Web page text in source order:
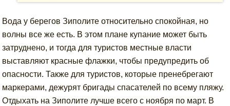
Вода у берегов Зиполите относительно спокойная, но
волны все же есть. В этом плане купание может быть
затруднено, и тогда для туристов местные власти
выставляют красные флажки, чтобы предупредить об
опасности. Также для туристов, которые пренебрегают
маркерами, дежурят бригады спасателей по всему пляжу.
Отдыхать на Зиполите лучше всего с ноября по март. В